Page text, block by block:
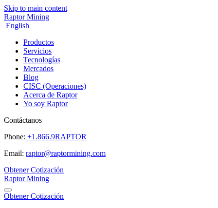
Skip to main content
Raptor Mining
English
Productos
Servicios
Tecnologías
Mercados
Blog
CISC (Operaciones)
Acerca de Raptor
Yo soy Raptor
Contáctanos
Phone: +1.866.9RAPTOR
Email: raptor@raptormining.com
Obtener Cotización
Raptor Mining
Obtener Cotización